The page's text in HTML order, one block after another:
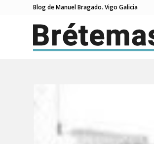
Blog de Manuel Bragado. Vigo Galicia